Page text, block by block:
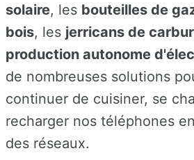
solaire, les bouteilles de
bois, les jerricans de
production autonome
de nombreuses solutions
continuer de cuisiner, se
recharger nos téléphones
des réseaux.